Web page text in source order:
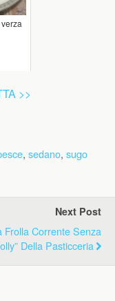
>>
, sedano, sugo
Next Post
Frolla Corrente Senza
Della Pasticceria